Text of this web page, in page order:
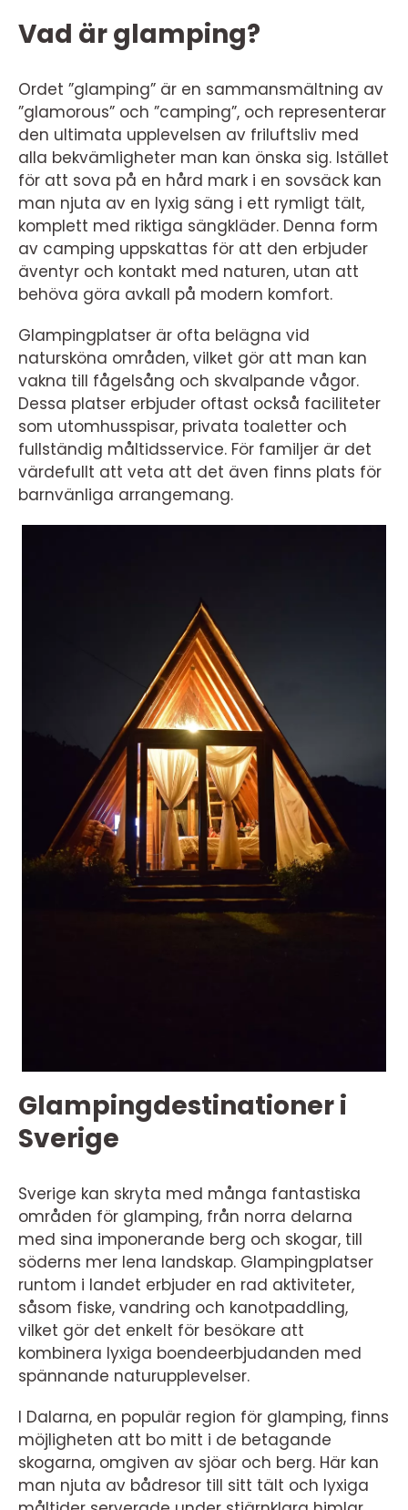
Vad är glamping?
Ordet ”glamping” är en sammansmältning av
”glamorous” och ”camping”, och representerar
den ultimata upplevelsen av friluftsliv med
alla bekvämligheter man kan önska sig. Istället
för att sova på en hård mark i en sovsäck kan
man njuta av en lyxig säng i ett rymligt tält,
komplett med riktiga sängkläder. Denna form
av camping uppskattas för att den erbjuder
äventyr och kontakt med naturen, utan att
behöva göra avkall på modern komfort.
Glampingplatser är ofta belägna vid
natursköna områden, vilket gör att man kan
vakna till fågelsång och skvalpande vågor.
Dessa platser erbjuder oftast också faciliteter
som utomhusspisar, privata toaletter och
fullständig måltidsservice. För familjer är det
värdefullt att veta att det även finns plats för
barnvänliga arrangemang.
Glampingdestinationer i
Sverige
Sverige kan skryta med många fantastiska
områden för glamping, från norra delarna
med sina imponerande berg och skogar, till
söderns mer lena landskap. Glampingplatser
runtom i landet erbjuder en rad aktiviteter,
såsom fiske, vandring och kanotpaddling,
vilket gör det enkelt för besökare att
kombinera lyxiga boendeerbjudanden med
spännande naturupplevelser.
I Dalarna, en populär region för glamping, finns
möjligheten att bo mitt i de betagande
skogarna, omgiven av sjöar och berg. Här kan
man njuta av bådresor till sitt tält och lyxiga